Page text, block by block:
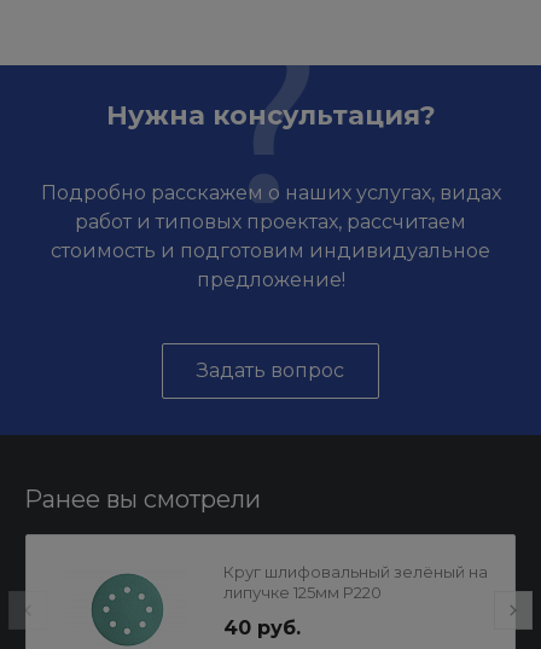
Нужна консультация?
Подробно расскажем о наших услугах, видах
работ и типовых проектах, рассчитаем
стоимость и подготовим индивидуальное
предложение!
Задать вопрос
Ранее вы смотрели
Круг шлифовальный зелёный на
липучке 125мм P220
40 руб.